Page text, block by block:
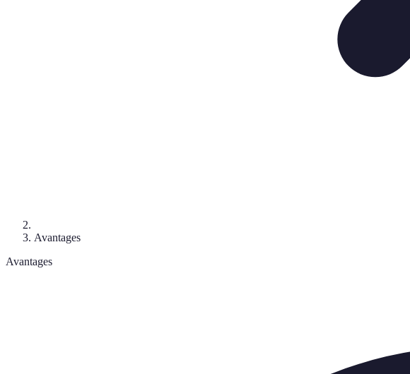
Avantages
Avantages